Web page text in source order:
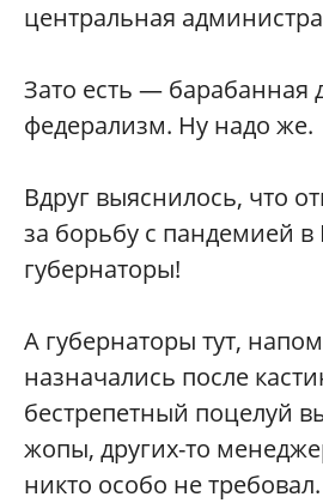
центральная
Зато есть — барабанная
федерализм. Ну надо же.
Вдруг выяснилось, что
за борьбу с пандемией
губернаторы!
А губернаторы тут,
назначались после
бестрепетный поцелуй
жопы, других-то
никто особо не